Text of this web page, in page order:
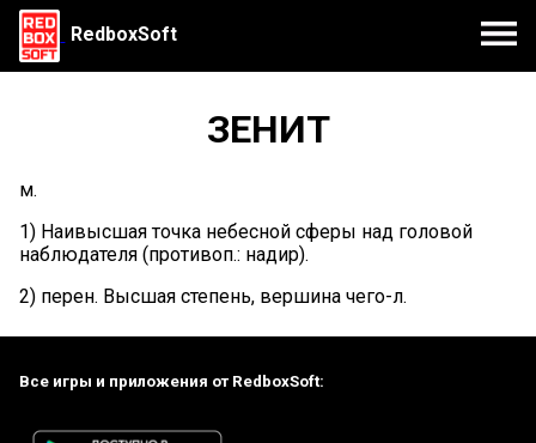
RedboxSoft
ЗЕНИТ
м.
1) Наивысшая точка небесной сферы над головой
наблюдателя (противоп.: надир).
2) перен. Высшая степень, вершина чего-л.
Все игры и приложения от RedboxSoft: